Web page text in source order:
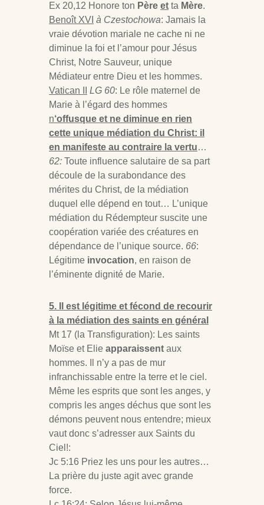
Ex 20,12 Honore ton Père et ta Mère.
Benoît XVI à Czestochowa: Jamais la
vraie dévotion mariale ne cache ni ne
diminue la foi et l’amour pour Jésus
Christ, Notre Sauveur, unique
Médiateur entre Dieu et les hommes.
Vatican II
LG 60: Le rôle maternel de
Marie à l’égard des hommes
n‘offusque et ne diminue en rien
cette unique médiation du Christ: il
en manifeste au contraire la vertu…
62: Toute influence salutaire de sa part
découle de la surabondance des
mérites du Christ, de la médiation
duquel elle dépend en tout… L’unique
médiation du Rédempteur suscite une
coopération variée des créatures en
dépendance de l’unique source. 66:
Légitime invocation, en raison de
l’éminente dignité de Marie.
5. Il est légitime et fécond de recourir
à la médiation des saints en général
Mt 17 (la Transfiguration): Les saints
Moïse et Elie apparaissent aux
hommes. Il n’y a pas de mur
infranchissable entre la terre et le ciel.
Même les esprits que sont les anges, y
compris les anges déchus que sont les
démons peuvent nous entendre; mieux
vaut donc s’adresser aux Saints du
Ciel!:
Jc 5:16 Priez les uns pour les autres…
La prière du juste agit avec grande
force.